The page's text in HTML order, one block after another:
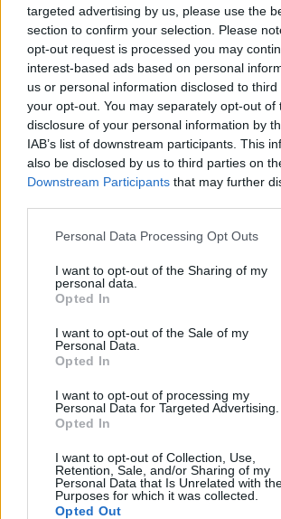
targeted advertising by us, please use the
section to confirm your selection. Please
opt-out request is processed you may
interest-based ads based on personal
us or personal information disclosed to
your opt-out. You may separately opt-out of
disclosure of your personal information by
IAB’s list of downstream participants. This
also be disclosed by us to third parties on
Downstream Participants that may further
Personal Data Processing Opt Outs
I want to opt-out of the Sharing of my
personal data.
Opted In
I want to opt-out of the Sale of my
Personal Data.
Opted In
I want to opt-out of processing my
Personal Data for Targeted Advertising.
Opted In
I want to opt-out of Collection, Use,
Retention, Sale, and/or Sharing of my
Personal Data that Is Unrelated with
Purposes for which it was collected.
Opted Out
O jovem jogador, tal como o
que é de Mirandela, foram felicitados
dos Jogadores.
Diogo Costa, de 22 anos, está no
de 2025, emprestado pelo FC
rapidamente convenceu e em julho
por cinco épocas.
campeão nacional defesa
famalicão
Lions City Sailors
Notícias Populares